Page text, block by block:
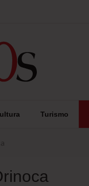
Turismo